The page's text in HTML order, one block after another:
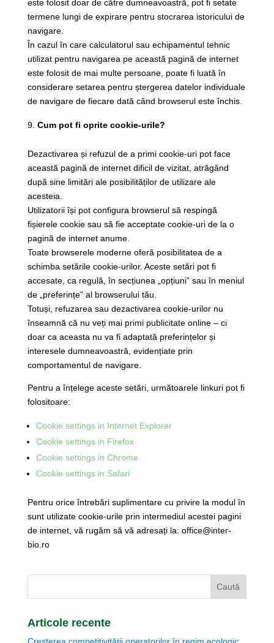
este folosit doar de către dumneavoastră, pot fi setate
termene lungi de expirare pentru stocrarea istoricului de
navigare.
În cazul în care calculatorul sau echipamentul tehnic
utilizat pentru navigarea pe această pagină de internet
este folosit de mai multe persoane, poate fi luată în
considerare setarea pentru ștergerea datelor individuale
de navigare de fiecare dată când browserul este închis.
Cum pot fi oprite cookie-urile?
Dezactivarea și refuzul de a primi cookie-uri pot face
această pagină de internet dificil de vizitat, atrăgând
după sine limitări ale posibilităților de utilizare ale
acesteia.
Utilizatorii își pot configura browserul să respingă
fișierele cookie sau să fie acceptate cookie-uri de la o
pagină de internet anume.
Toate browserele moderne oferă posibilitatea de a
schimba setările cookie-urilor. Aceste setări pot fi
accesate, ca regulă, în secțiunea „opțiuni” sau în meniul
de „preferințe” al browserului tău.
Totuși, refuzarea sau dezactivarea cookie-urilor nu
înseamnă că nu veți mai primi publicitate online – ci
doar ca aceasta nu va fi adaptată preferințelor și
interesele dumneavoastră, evidențiate prin
comportamentul de navigare.
Pentru a înțelege aceste setări, următoarele linkuri pot fi
folositoare:
Cookie settings in Internet Explorer
Cookie settings in Firefox
Cookie settings in Chrome
Cookie settings in Safari
Pentru orice întrebări suplimentare cu privire la modul în
sunt utilizate cookie-urile prin intermediul acestei pagini
de internet, vă rugăm să vă adresați la: office@inter-
bio.ro
Articole recente